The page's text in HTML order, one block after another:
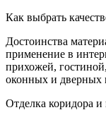
Как выбрать
Достоинства
применение в
прихожей,
оконных и дверных
Отделка коридора